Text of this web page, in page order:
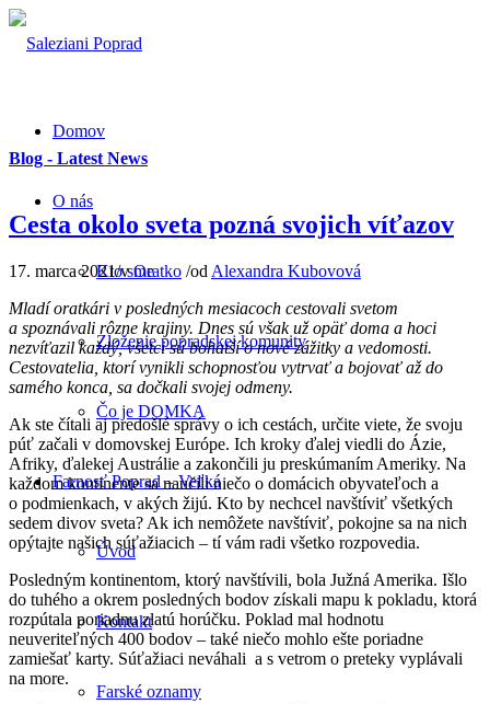
Domov
O nás
Kto sme
Zloženie popradskej komunity
Čo je DOMKA
Farnosť Poprad – Veľká
Úvod
Kontakt
Farské oznamy
Blog - Latest News
Cesta okolo sveta pozná svojich víťazov
17. marca 2021/vOratko /od Alexandra Kubovová
Mladí oratkári v posledných mesiacoch cestovali svetom
a spoznávali rôzne krajiny. Dnes sú však už opäť doma a hoci
nezvíťazil každý, všetci sú bohatší o nové zážitky a vedomosti.
Cestovatelia, ktorí vynikli schopnosťou vytrvať a bojovať až do
samého konca, sa dočkali svojej odmeny.
Ak ste čítali aj predošlé správy o ich cestách, určite viete, že svoju
púť začali v domovskej Európe. Ich kroky ďalej viedli do Ázie,
Afriky, ďalekej Austrálie a zakončili ju preskúmaním Ameriky. Na
každom kontinente sa naučili niečo o domácich obyvateľoch a
o podmienkach, v akých žijú. Kto by nechcel navštíviť všetkých
sedem divov sveta? Ak ich nemôžete navštíviť, pokojne sa na nich
opýtajte našich súťažiacich – tí vám radi všetko rozpovedia.
Posledným kontinentom, ktorý navštívili, bola Južná Amerika. Išlo
do tuhého a okrem posledných bodov získali mapu k pokladu, ktorá
rozpútala poriadnu zlatú horúčku. Poklad mal hodnotu
neuveriteľných 400 bodov – také niečo mohlo ešte poriadne
zamiešať karty. Súťažiaci neváhali a s vetrom o preteky vyplávali
na more.